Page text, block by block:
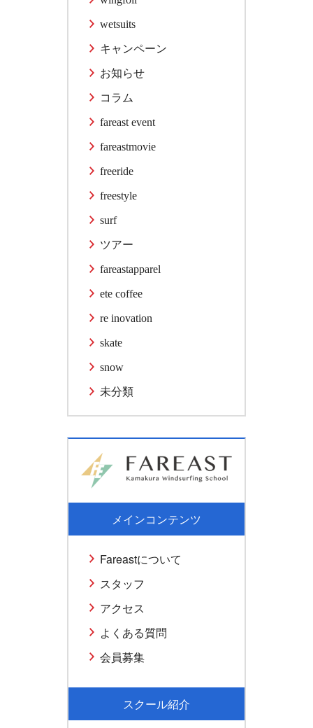
wetsuits
キャンペーン
お知らせ
コラム
fareast event
fareastmovie
freeride
freestyle
surf
ツアー
fareastapparel
ete coffee
re inovation
skate
snow
未分類
メインコンテンツ
Fareastについて
スタッフ
アクセス
よくある質問
会員募集
スクール紹介